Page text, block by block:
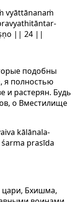
vyāttānanaṁ
|| 24 ||
подобны
я полностью
и растерян. Будь
о Вместилище
kālānala-
prasīda
цари, Бхишма,